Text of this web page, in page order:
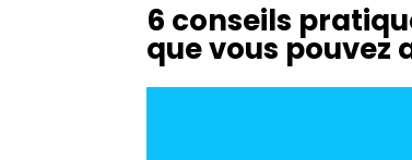
6 conseils
que vous pouvez